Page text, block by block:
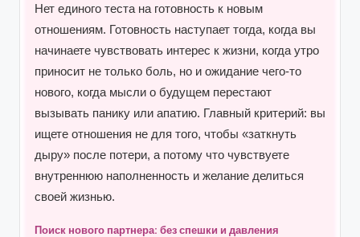
Нет единого теста на готовность к новым
отношениям. Готовность наступает тогда, когда вы
начинаете чувствовать интерес к жизни, когда утро
приносит не только боль, но и ожидание чего-то
нового, когда мысли о будущем перестают
вызывать панику или апатию. Главный критерий: вы
ищете отношения не для того, чтобы «заткнуть
дыру» после потери, а потому что чувствуете
внутреннюю наполненность и желание делиться
своей жизнью.
Поиск нового партнера: без спешки и давления